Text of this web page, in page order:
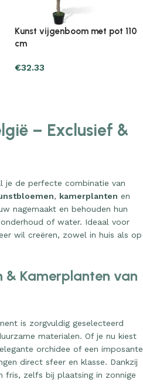
Kunst vijgenboom met pot 110
cm
– Exclusief &
,kamerplantenen
nagemaakt en behouden hun
of water. Ideaal voor
wil creëren, zowel in huis als op
Kamerplanten van
materialen. Of je nu kiest
orchidee of een imposante
direct sfeer en klasse. Dankzij
fris, zelfs bij plaatsing in zonnige